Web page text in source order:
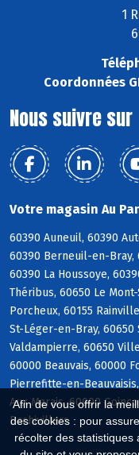
Afin de vous offrir la
des cookies : pour
récolter des
1
Coordonnées
Nous suivre sur
Votre magasin Au
60390 Auneuil, 60390
60390 Berneuil-en-Bray,
60390 La Houssoye,
Théribus, 60650 Le
Porcheux, 60155
St-Léger-en-Bray, 60650
Valdampierre, 60650
60000 Beauvais, 60000
Pierrefitte-en-
Aux Marais, 60000
Bachivillers